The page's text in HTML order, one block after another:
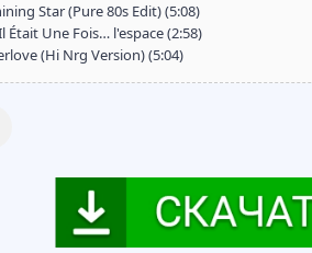
Star (Pure 80s Edit) (5:08)
Était Une Fois… l'espace (2:58)
(Hi Nrg Version) (5:04)